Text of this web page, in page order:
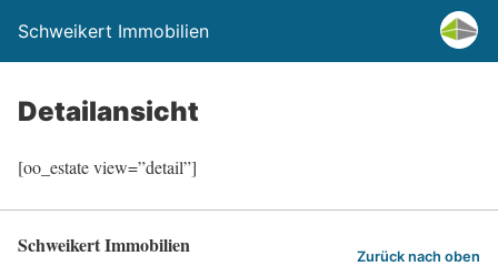
Schweikert Immobilien
Detailansicht
[oo_estate view=”detail”]
Schweikert Immobilien Zurück nach oben